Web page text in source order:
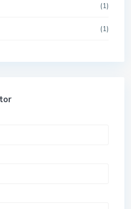
(1)
(1)